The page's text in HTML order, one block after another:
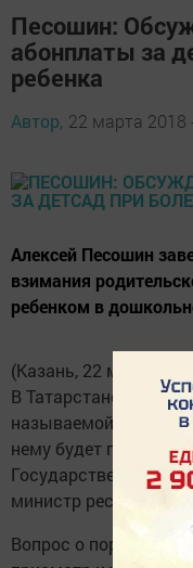
Песошин:
абонплаты за
ребенка
Автор, 22 марта 2018
Алексей Песошин
взимания
ребенком в
(Казань, 22 марта,
В Татарстане
называемой
нему будет принято.
Государственного
министр республики
Вопрос о порядке